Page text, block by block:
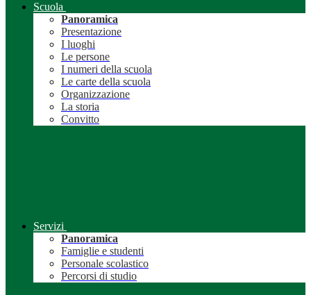
Scuola
Panoramica
Presentazione
I luoghi
Le persone
I numeri della scuola
Le carte della scuola
Organizzazione
La storia
Convitto
Servizi
Panoramica
Famiglie e studenti
Personale scolastico
Percorsi di studio